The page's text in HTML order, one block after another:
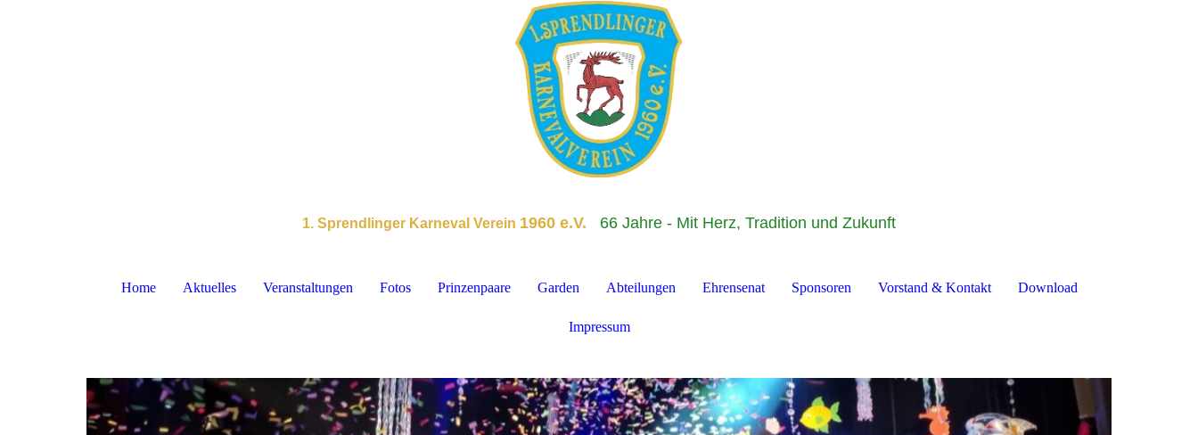
1. Sprendlinger Karneval Verein 1960 e.V. 66 Jahre - Mit Herz, Tradition und Zukunft
Home Aktuelles Veranstaltungen Fotos Prinzenpaare Garden Abteilungen Ehrensenat Sponsoren Vorstand & Kontakt Download
Impressum